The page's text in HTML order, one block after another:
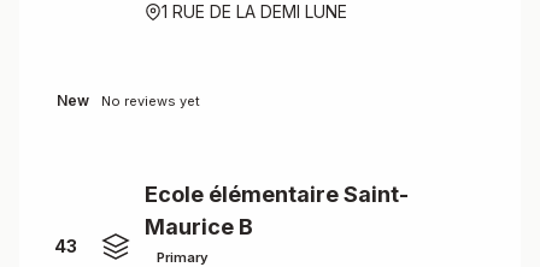
1 RUE DE LA DEMI LUNE
New No reviews yet
43
Ecole élémentaire Saint-
Maurice B
Primary